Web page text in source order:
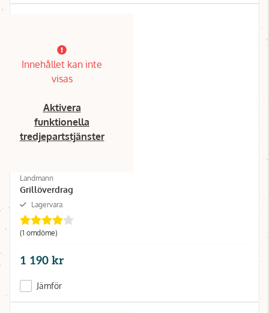
Innehållet kan inte
visas
Aktivera
funktionella
tredjepartstjänster
Landmann
Grillöverdrag
Lagervara
(1 omdöme)
1 190 kr
Jämför